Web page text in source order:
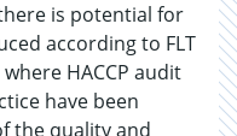
is potential for
according to FLT
HACCP audit
have been
the quality and